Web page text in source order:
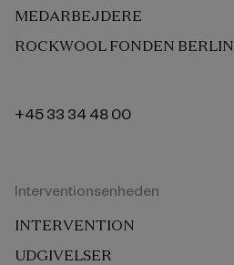
MEDARBEJDERE
ROCKWOOL FONDEN BERLIN
+45 33 34 48 00
Interventionsenheden
INTERVENTION
UDGIVELSER